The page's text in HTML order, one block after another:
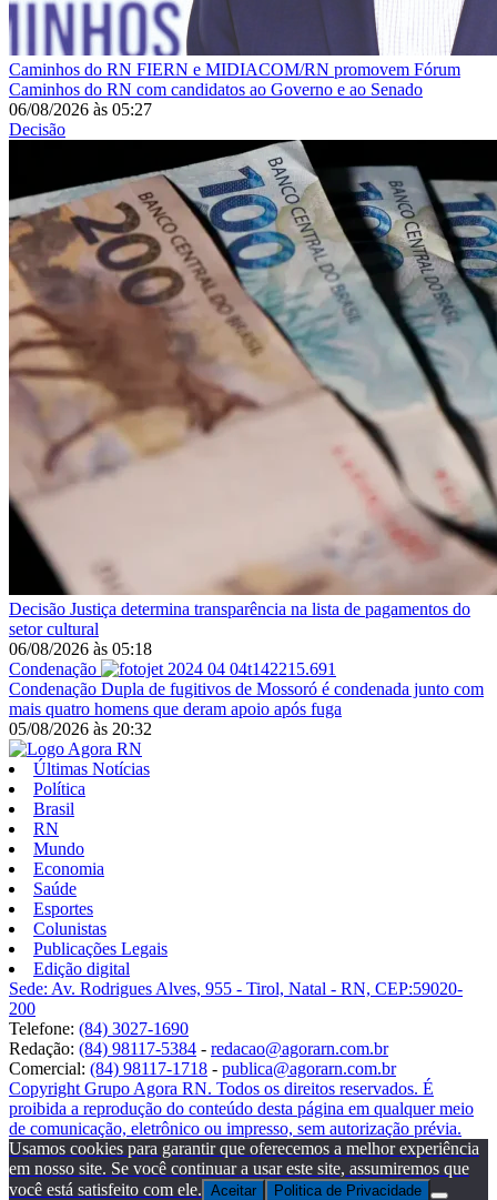
Caminhos do RN FIERN e MIDIACOM/RN promovem Fórum
Caminhos do RN com candidatos ao Governo e ao Senado
06/08/2026 às 05:27
Decisão
Decisão Justiça determina transparência na lista de pagamentos do
setor cultural
06/08/2026 às 05:18
Condenação
Condenação Dupla de fugitivos de Mossoró é condenada junto com
mais quatro homens que deram apoio após fuga
05/08/2026 às 20:32
Últimas Notícias
Política
Brasil
RN
Mundo
Economia
Saúde
Esportes
Colunistas
Publicações Legais
Edição digital
Sede: Av. Rodrigues Alves, 955 - Tirol, Natal - RN, CEP:59020-
200
Telefone: (84) 3027-1690
Redação: (84) 98117-5384 - redacao@agorarn.com.br
Comercial: (84) 98117-1718 - publica@agorarn.com.br
Copyright Grupo Agora RN. Todos os direitos reservados. É
proibida a reprodução do conteúdo desta página em qualquer meio
de comunicação, eletrônico ou impresso, sem autorização prévia.
Usamos cookies para garantir que oferecemos a melhor experiência
em nosso site. Se você continuar a usar este site, assumiremos que
você está satisfeito com ele. Aceitar Politica de Privacidade